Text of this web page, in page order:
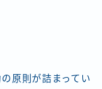
原則が詰まってい